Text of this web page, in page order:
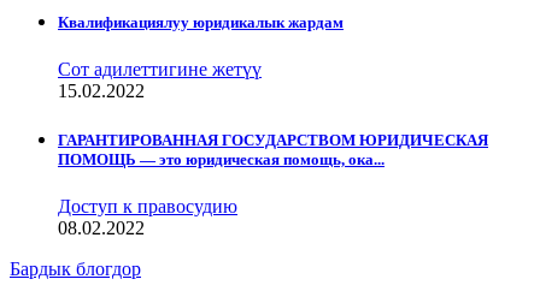
Квалификациялуу юридикалык жардам
Сот адилеттигине жетүү
15.02.2022
ГАРАНТИРОВАННАЯ ГОСУДАРСТВОМ ЮРИДИЧЕСКАЯ
ПОМОЩЬ — это юридическая помощь, ока...
Доступ к правосудию
08.02.2022
Бардык блогдор